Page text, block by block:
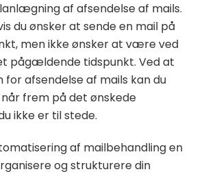
af afsendelse af mails.
du ønsker at sende en mail på
men ikke ønsker at være ved
pågældende tidspunkt. Ved at
for afsendelse af mails kan du
frem på det ønskede
ikke er til stede.
af mailbehandling en
og strukturere din